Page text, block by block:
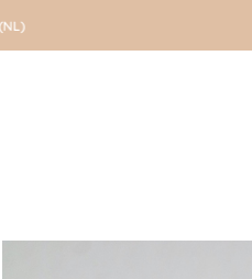
✓ Binnen 1 a 2 werkdagen verzonden